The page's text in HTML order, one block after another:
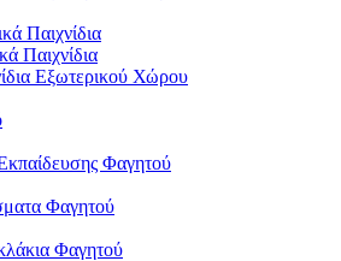
Παιχνίδια
Παιχνίδια
Εξωτερικού Χώρου
Φαγητού
Φαγητού
Φαγητού